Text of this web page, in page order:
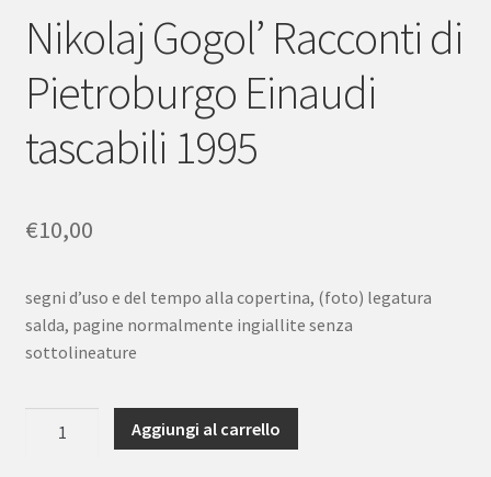
Nikolaj Gogol’ Racconti di
Pietroburgo Einaudi
tascabili 1995
€10,00
segni d’uso e del tempo alla copertina, (foto) legatura
salda, pagine normalmente ingiallite senza
sottolineature
Aggiungi al carrello